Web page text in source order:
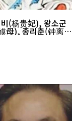
(杨贵妃), 왕소군
母), 종리춘(钟离
는 야만시대를 결